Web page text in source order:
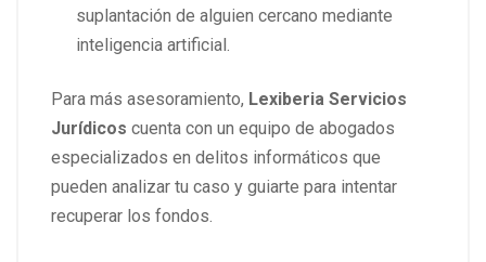
suplantación de alguien cercano mediante
inteligencia artificial.
Para más asesoramiento, Lexiberia Servicios
Jurídicos cuenta con un equipo de abogados
especializados en delitos informáticos que
pueden analizar tu caso y guiarte para intentar
recuperar los fondos.